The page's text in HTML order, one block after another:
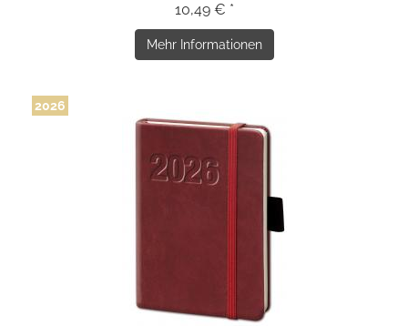
10,49 € *
Mehr Informationen
2026